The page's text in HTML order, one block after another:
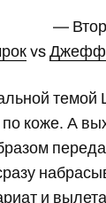
—
vs Джефф
коже. А
и